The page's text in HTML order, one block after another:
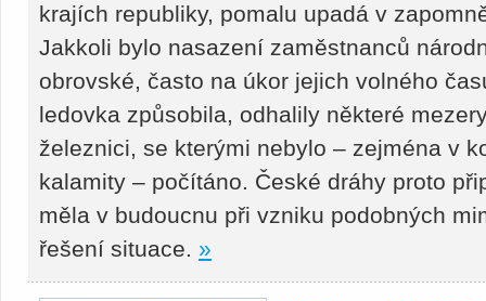
krajích republiky, pomalu upadá v
Jakkoli bylo nasazení zaměstnanců
obrovské, často na úkor jejich volného
ledovka způsobila, odhalily některé
železnici, se kterými nebylo – zejména v
kalamity – počítáno. České dráhy proto
měla v budoucnu při vzniku podobných
řešení situace. »